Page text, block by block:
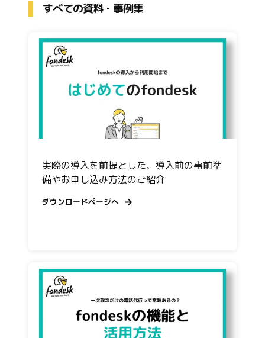
すべての資料・事例集
実際の導入を前提とした、導入前の事前準
備やお申し込み方法のご紹介
ダウンロードページへ